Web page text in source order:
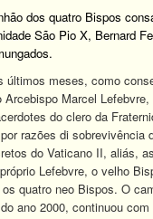
dos quatro Bispos
São Pio X, Bernard
meses, como
Marcel Lefebvre,
do clero da
razões di
do Vaticano II, aliás,
Lefebvre, o velho
quatro neo Bispos. O
ano 2000, continuou